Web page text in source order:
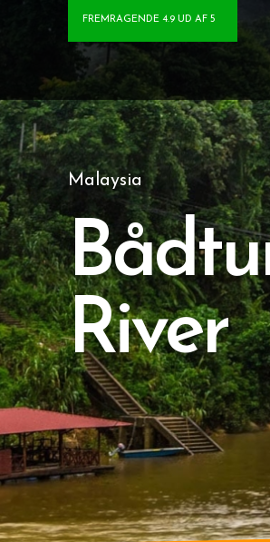
FREMRAGENDE 4.9 UD AF 5
Malaysia
River